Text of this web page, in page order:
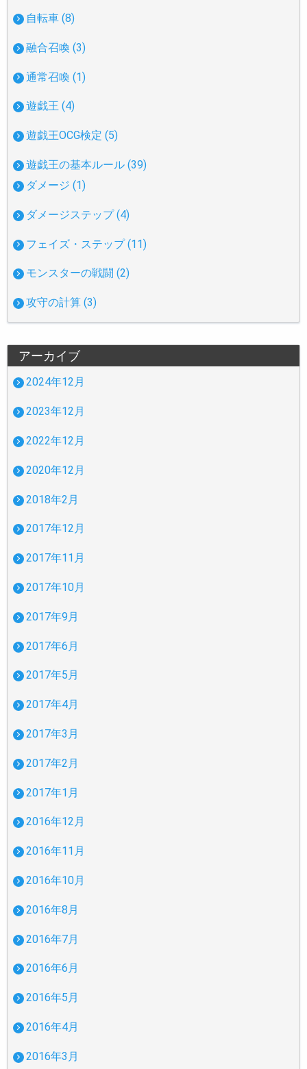
自転車 (8)
融合召喚 (3)
通常召喚 (1)
遊戯王 (4)
遊戯王OCG検定 (5)
遊戯王の基本ルール (39)
ダメージ (1)
ダメージステップ (4)
フェイズ・ステップ (11)
モンスターの戦闘 (2)
攻守の計算 (3)
アーカイブ
2024年12月
2023年12月
2022年12月
2020年12月
2018年2月
2017年12月
2017年11月
2017年10月
2017年9月
2017年6月
2017年5月
2017年4月
2017年3月
2017年2月
2017年1月
2016年12月
2016年11月
2016年10月
2016年8月
2016年7月
2016年6月
2016年5月
2016年4月
2016年3月